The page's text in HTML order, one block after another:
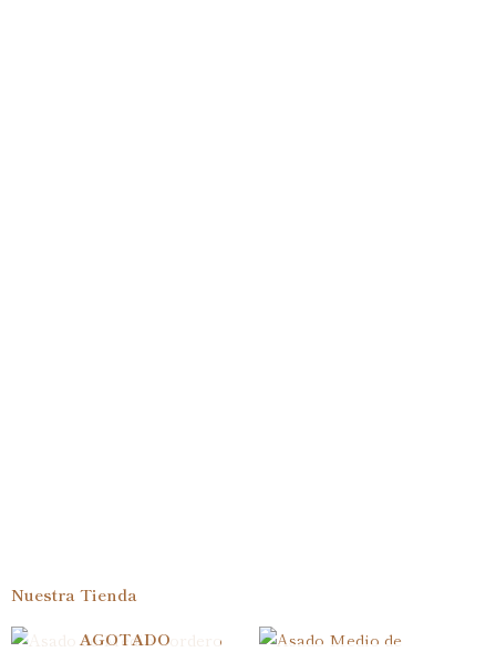
Nuestra Tienda
AGOTADO